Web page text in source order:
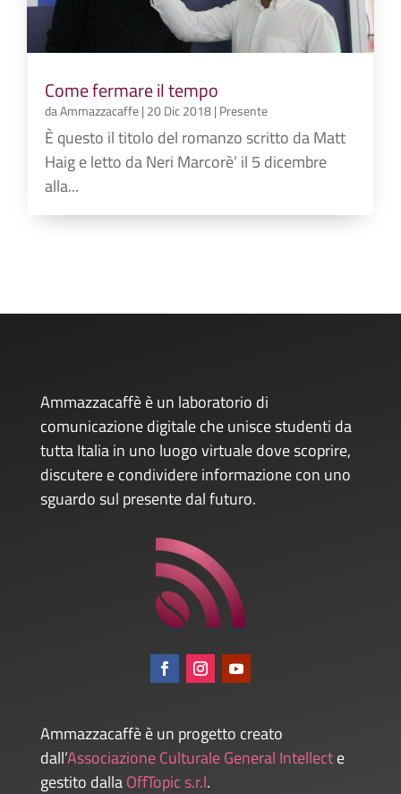
Come fermare il tempo
daAmmazzacaffe| 20 Dic 2018| Presente
È questo il titolo del romanzo scritto da Matt
Haig e letto da Neri Marcorè’ il 5 dicembre
alla...
Ammazzacaffè è un laboratorio di
comunicazione digitale che unisce studenti da
tutta Italia in uno luogo virtuale dove scoprire,
discutere e condividere informazione con uno
sguardo sul presente dal futuro.
Ammazzacaffè è un progetto creato
dall’Associazione Culturale General Intellecte
gestito dallaOffTopic s.r.l.